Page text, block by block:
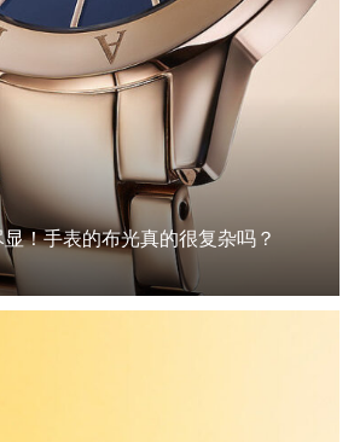
！手表的布光真的很复杂吗？
的拍摄对象之一。 单是设置可能需要
切都正确是艰苦的工作。 但是，当光